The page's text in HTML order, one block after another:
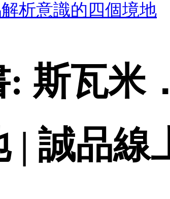
析意識的四個境地
斯瓦米
| 誠品線